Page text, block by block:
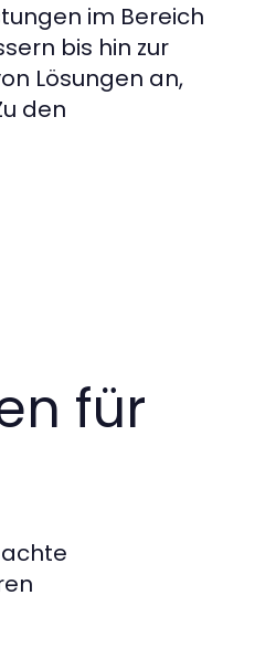
im Bereich
bis hin zur
Lösungen an,
den
für